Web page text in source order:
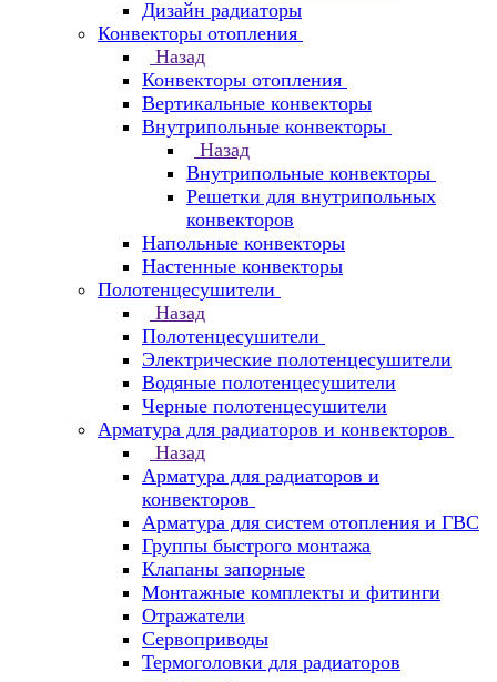
Дизайн радиаторы
Конвекторы отопления
Назад
Конвекторы отопления
Вертикальные конвекторы
Внутрипольные конвекторы
Назад
Внутрипольные конвекторы
Решетки для внутрипольных
конвекторов
Напольные конвекторы
Настенные конвекторы
Полотенцесушители
Назад
Полотенцесушители
Электрические полотенцесушители
Водяные полотенцесушители
Черные полотенцесушители
Арматура для радиаторов и конвекторов
Назад
Арматура для радиаторов и
конвекторов
Арматура для систем отопления и ГВС
Группы быстрого монтажа
Клапаны запорные
Монтажные комплекты и фитинги
Отражатели
Сервоприводы
Термоголовки для радиаторов